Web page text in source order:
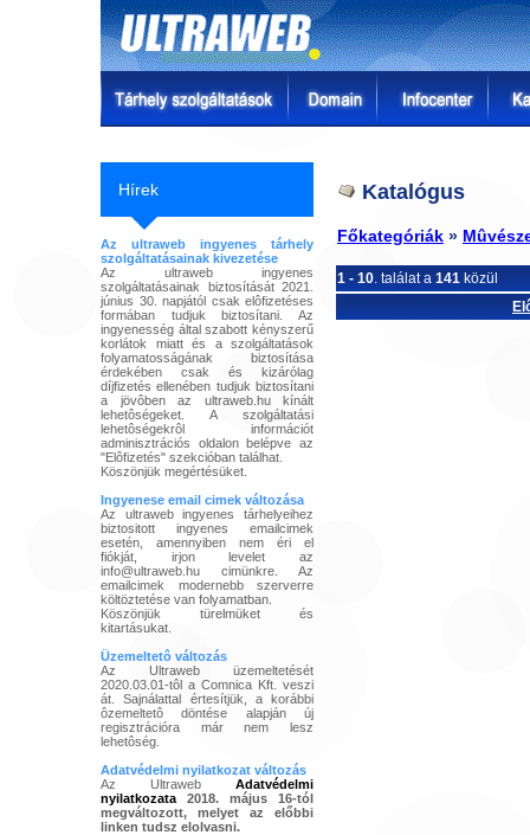
Hírek
Az ultraweb ingyenes tárhely
szolgáltatásainak kivezetése
Az ultraweb ingyenes
szolgáltatásainak biztosítását 2021.
június 30. napjától csak elôfizetéses
formában tudjuk biztosítani. Az
ingyenesség által szabott kényszerű
korlátok miatt és a szolgáltatások
folyamatosságának biztosítása
érdekében csak és kizárólag
díjfizetés ellenében tudjuk biztosítani
a jövôben az ultraweb.hu kínált
lehetôségeket. A szolgáltatási
lehetôségekrôl információt
adminisztrációs oldalon belépve az
"Elôfizetés" szekcióban találhat.
Köszönjük megértésüket.
Ingyenese email cimek változása
Az ultraweb ingyenes tárhelyeihez
biztositott ingyenes emailcimek
esetén, amennyiben nem éri el
fiókját, irjon levelet az
info@ultraweb.hu cimünkre. Az
emailcimek modernebb szerverre
költöztetése van folyamatban.
Köszönjük türelmüket és
kitartásukat.
Üzemeltetô változás
Az Ultraweb üzemeltetését
2020.03.01-tôl a Comnica Kft. veszi
át. Sajnálattal értesítjük, a korábbi
ôzemeltetô döntése alapján új
regisztrációra már nem lesz
lehetôség.
Adatvédelmi nyilatkozat változás
Az Ultraweb Adatvédelmi
nyilatkozata 2018. május 16-tól
megváltozott, melyet az előbbi
linken tudsz elolvasni.
Katalógus
Főkategóriák »
1 - 10. találat a 141 közül